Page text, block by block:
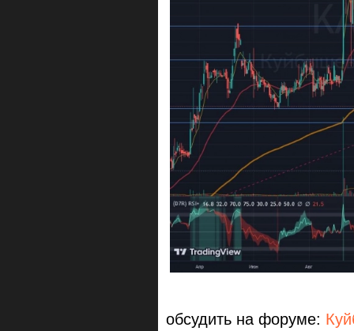
обсудить на форуме: